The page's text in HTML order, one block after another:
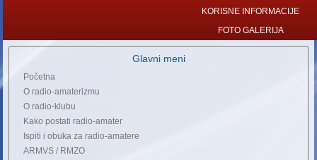
KORISNE INFORMACIJE
FOTO GALERIJA
Glavni meni
Početna
O radio-amaterizmu
O radio-klubu
Kako postati radio-amater
Ispiti i obuka za radio-amatere
ARMVS / RMZO